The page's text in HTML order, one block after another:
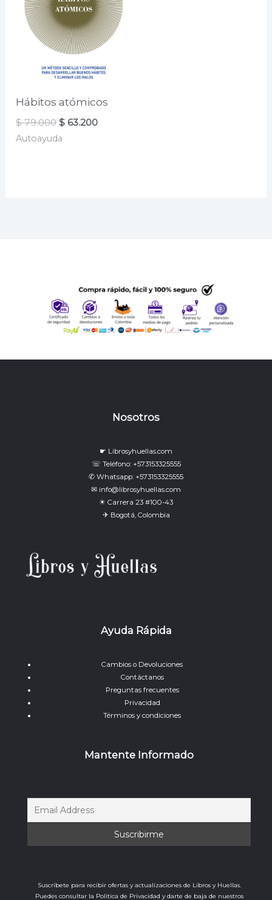
Hábitos atómicos
$79.000 El
original
$ 63.200El
Autoayuda
Nosotros
☛ Librosyhuellas.com
☏ Teléfono: +573153325555
✆ Whatsapp: +573153325555
✉ info@librosyhuellas.com
☀ Carrera 23 #100-43
✈ Bogotá, Colombia
Ayuda Rápida
Cambios o Devoluciones
Contáctanos
Preguntas frecuentes
Privacidad
Términos y condiciones
Mantente Informado
Suscríbete para recibir ofertas y actualizaciones de Libros y Huellas.
Puedes consultar la Política de Privacidad y darte de baja de nuestros